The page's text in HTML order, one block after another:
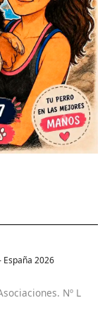
España 2026
Nº L